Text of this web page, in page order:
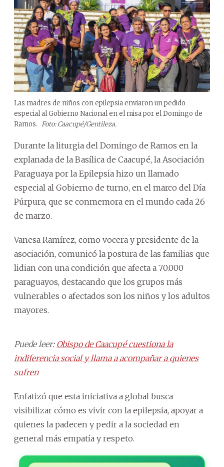
Las madres de niños con epilepsia enviaron un pedido
especial al Gobierno Nacional en el misa por el Domingo de
Ramos. Foto: Caacupé/Gentileza.
Durante la liturgia del Domingo de Ramos en la
explanada de la Basílica de Caacupé, la Asociación
Paraguaya por la Epilepsia hizo un llamado
especial al Gobierno de turno, en el marco del Día
Púrpura, que se conmemora en el mundo cada 26
de marzo.
Vanesa Ramírez, como vocera y presidente de la
asociación, comunicó la postura de las familias que
lidian con una condición que afecta a 70.000
paraguayos, destacando que los grupos más
vulnerables o afectados son los niños y los adultos
mayores.
Puede leer: Obispo de Caacupé cuestiona la
indiferencia social y llama a acompañar a quienes
sufren
Enfatizó que esta iniciativa a global busca
visibilizar cómo es vivir con la epilepsia, apoyar a
quienes la padecen y pedir a la sociedad en
general más empatía y respeto.